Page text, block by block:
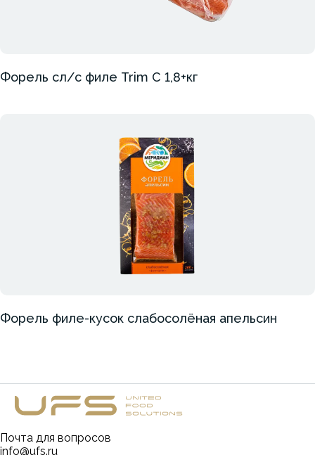
Форель сл/с филе Trim C 1,8+кг
Форель филе-кусок слабосолёная апельсин
Почта для вопросов
info@ufs.ru